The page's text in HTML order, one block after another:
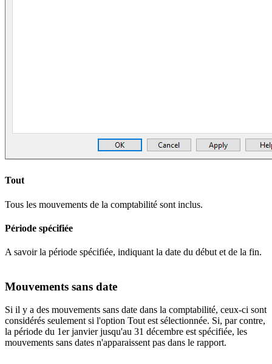
Tout
Tous les mouvements de la comptabilité sont inclus.
Période spécifiée
A savoir la période spécifiée, indiquant la date du début et de la fin.
Mouvements sans date
Si il y a des mouvements sans date dans la comptabilité, ceux-ci sont
considérés seulement si l'option Tout est sélectionnée. Si, par contre,
la période du 1er janvier jusqu'au 31 décembre est spécifiée, les
mouvements sans dates n'apparaissent pas dans le rapport.